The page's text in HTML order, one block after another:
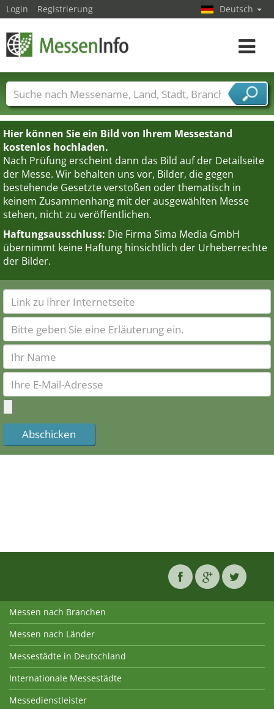
Hier können Sie ein Bild von Ihrem Messestand
kostenlos hochladen.
Nach Prüfung erscheint dann das Bild auf der Detailseite
der Messe. Wir behalten uns vor, Bilder, die gegen
bestehende Gesetzte verstoßen oder thematisch in
keinem Zusammenhang mit der ausgewählten Messe
stehen, nicht zu veröffentlichen.
Haftungsausschluss: Die Firma Sima Media GmbH
übernimmt keine Haftung hinsichtlich der Urheberrechte
der Bilder.
Login Registrierung Deutsch
Toggle
Messenamen Länder Städte
Branchen
Dienstleisterbranchen
Messen nach Branchen
Messen nach Länder
Messestädte in Deutschland
Internationale Messestädte
Messedienstleister